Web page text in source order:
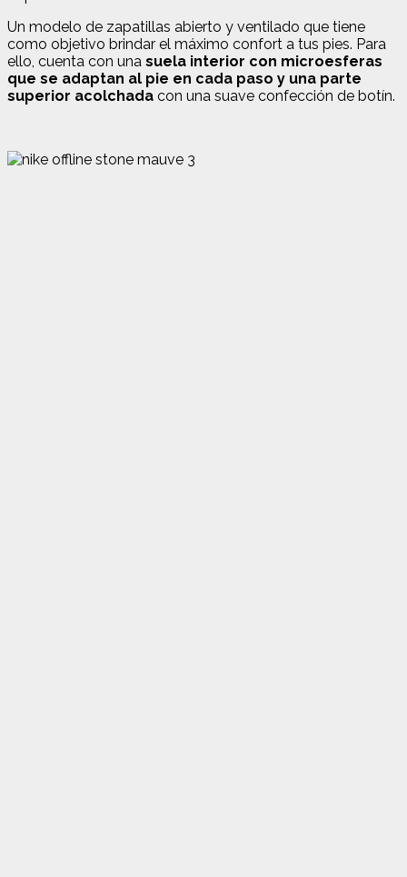
Un modelo de zapatillas abierto y ventilado que tiene
como objetivo brindar el máximo confort a tus pies. Para
ello, cuenta con una suela interior con microesferas
que se adaptan al pie en cada paso y una parte
superior acolchada con una suave confección de botín.